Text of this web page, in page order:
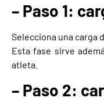
– Paso 1:
Selecciona una carga
Esta fase sirve
atleta.
– Paso 2: